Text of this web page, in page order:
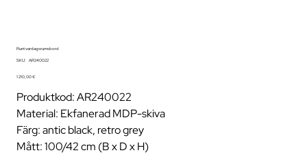
Runt vardagsrumsbord
SKU:
SKU
AR240022
Pris
1 210,00 €
Produktkod: AR240022
Material: Ekfanerad MDP-skiva
Färg: antic black, retro grey
Mått: 100/42 cm (B x D x H)